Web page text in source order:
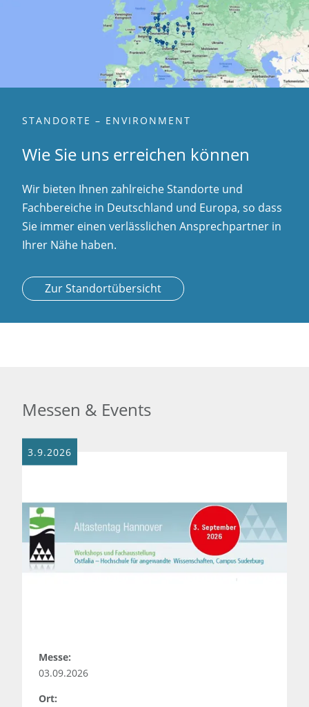
STANDORTE – ENVIRONMENT
Wie Sie uns erreichen können
Wir bieten Ihnen zahlreiche Standorte und
Fachbereiche in Deutschland und Europa, so dass
Sie immer einen verlässlichen Ansprechpartner in
Ihrer Nähe haben.
Zur Standortübersicht
Messen & Events
3.9.2026
Messe:
03.09.2026
Ort: